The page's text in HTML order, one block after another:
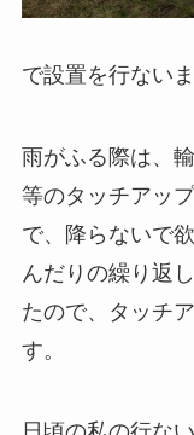
で設置を行ないま
雨がふる際は、
等のタッチアッ
で、降らないで
んだりの繰り返
たので、タッチ
す。